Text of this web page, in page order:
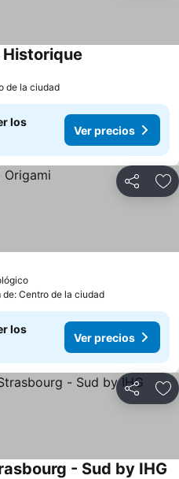
de la ciudad
los
Ver precios
Compartir
Ver precios
de: Centro de la ciudad
los
Ver precios
Compartir
- Sud by IHG